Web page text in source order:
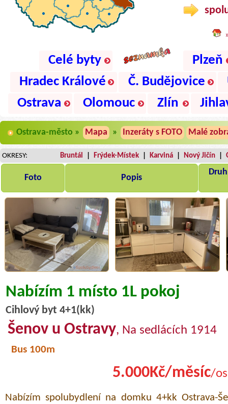
Celé byty
Plzeň
Hradec Králové
Č. Budějovice
Ostrava
Olomouc Zlín
Ostrava-město » Mapa » Inzeráty s FOTO Malé
OKRESY: Bruntál Frýdek-Místek Karviná Nový Jičín
Foto Popis
Nabízím 1 místo 1L pokoj
Cihlový byt 4+1(kk)
Šenov u Ostravy, Na sedlácích 1914
Bus 100m
5.000Kč/měsíc/
Nabízím spolubydlení na domku 4+kk Ostrava-